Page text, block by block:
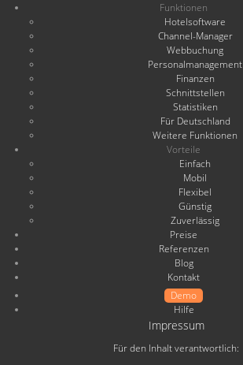
Funktionen
Hotelsoftware
Channel-Manager
Webbuchung
Personalmanagement
Finanzen
Schnittstellen
Statistiken
Für Deutschland
Weitere Funktionen
Vorteile
Einfach
Mobil
Flexibel
Günstig
Zuverlässig
Preise
Referenzen
Blog
Kontakt
Demo
Hilfe
Impressum
Für den Inhalt verantwortlich: